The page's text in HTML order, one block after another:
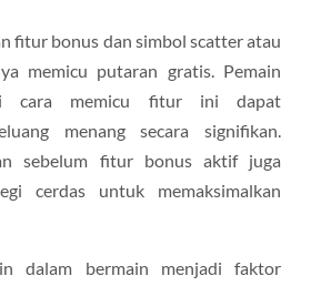
fitur bonus dan simbol scatter atau
memicu putaran gratis. Pemain
cara memicu fitur ini dapat
menang secara signifikan.
sebelum fitur bonus aktif juga
cerdas untuk memaksimalkan
dalam bermain menjadi faktor